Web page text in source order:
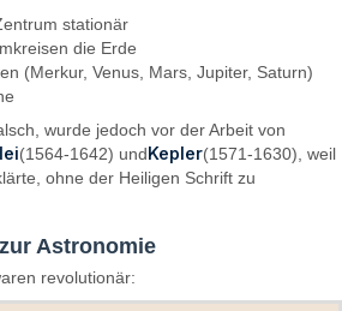
stationär
die Erde
(Merkur, Venus, Mars, Jupiter, Saturn)
wurde jedoch vor der Arbeit von
(1564-1642) undKepler(1571-1630), weil
ohne der Heiligen Schrift zu
Astronomie
revolutionär: